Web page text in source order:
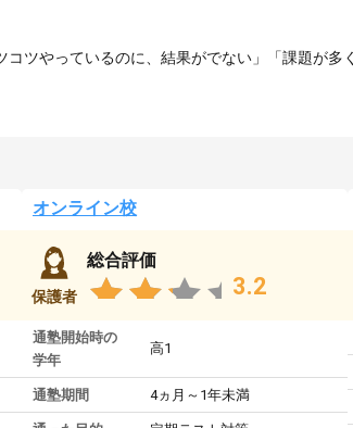
ツやっているのに、結果がでない」「課題が多
オンライン校
保護者
総合評価
3.2
通塾開始時の
学年
高1
通塾期間 4ヵ月～1年未満